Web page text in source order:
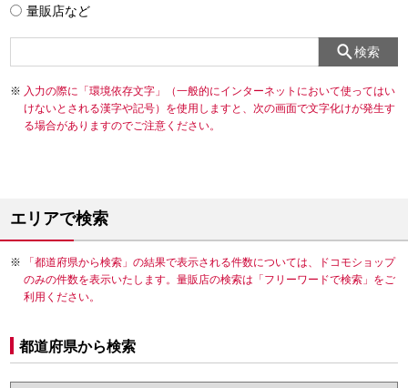
量販店など
検索
入力の際に「環境依存文字」（一般的にインターネットにおいて使ってはい
けないとされる漢字や記号）を使用しますと、次の画面で文字化けが発生す
る場合がありますのでご注意ください。
エリアで検索
「都道府県から検索」の結果で表示される件数については、ドコモショップ
のみの件数を表示いたします。量販店の検索は「フリーワードで検索」をご
利用ください。
都道府県から検索